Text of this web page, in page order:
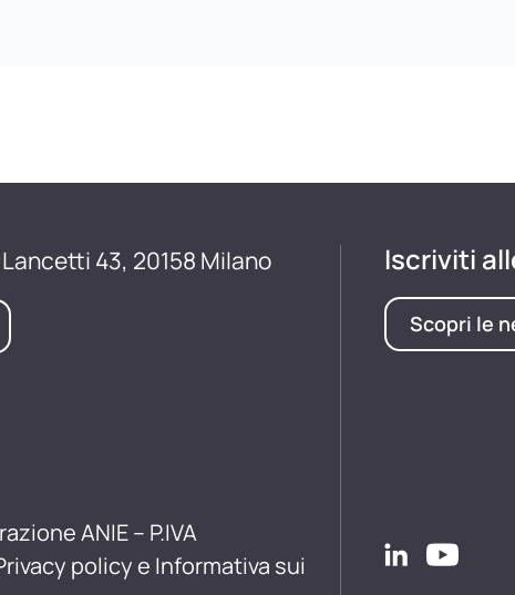
43, 20158 Milano
ANIE – P.IVA
policy e Informativa sui
Iscriviti
Scopri le